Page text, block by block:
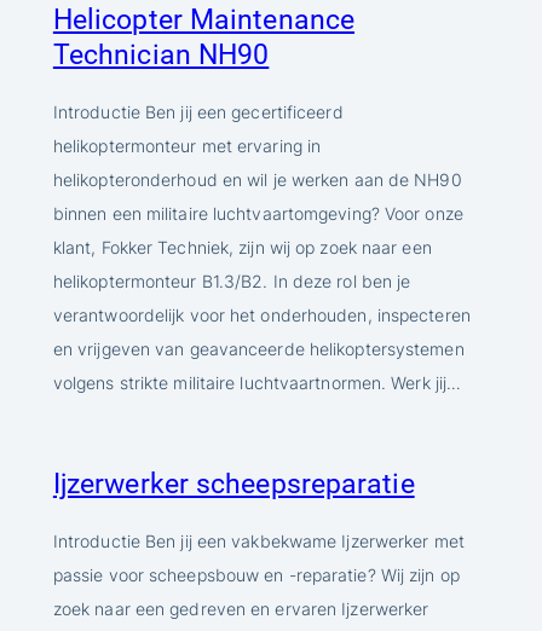
Helicopter Maintenance
Technician NH90
Introductie Ben jij een gecertificeerd
helikoptermonteur met ervaring in
helikopteronderhoud en wil je werken aan de NH90
binnen een militaire luchtvaartomgeving? Voor onze
klant, Fokker Techniek, zijn wij op zoek naar een
helikoptermonteur B1.3/B2. In deze rol ben je
verantwoordelijk voor het onderhouden, inspecteren
en vrijgeven van geavanceerde helikoptersystemen
volgens strikte militaire luchtvaartnormen. Werk jij…
Ijzerwerker scheepsreparatie
Introductie Ben jij een vakbekwame Ijzerwerker met
passie voor scheepsbouw en -reparatie? Wij zijn op
zoek naar een gedreven en ervaren Ijzerwerker